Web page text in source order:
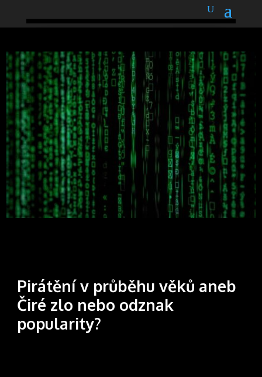
Pirátění v průběhu věků aneb
Čiré zlo nebo odznak
popularity?